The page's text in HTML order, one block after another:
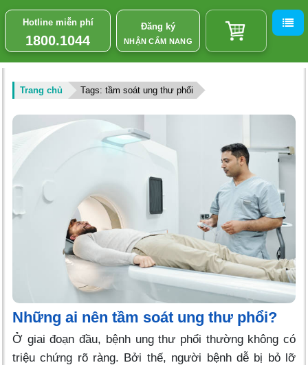
Hotline miễn phí
1800.1044
Đăng ký
NHẬN CẨM NANG
Trang chủ Tags: tầm soát ung thư phổi
Những ai nên tầm soát ung thư phổi?
Ở giai đoạn đầu, bệnh ung thư phổi thường không có
triệu chứng rõ ràng. Bởi thế, người bệnh dễ bị bỏ lỡ